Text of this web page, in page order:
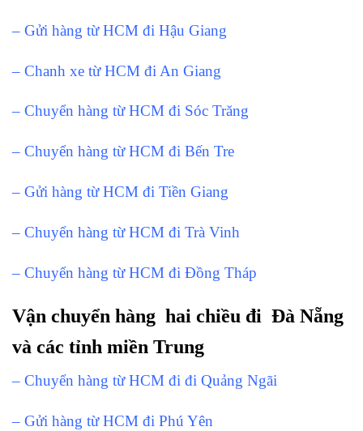
– Gửi hàng từ HCM đi Hậu Giang
– Chanh xe từ HCM đi An Giang
– Chuyển hàng từ HCM đi Sóc Trăng
– Chuyển hàng từ HCM đi Bến Tre
– Gửi hàng từ HCM đi Tiền Giang
– Chuyển hàng từ HCM đi Trà Vinh
– Chuyển hàng từ HCM đi Đồng Tháp
Vận chuyển hàng hai chiều đi Đà Nẵng
và các tỉnh miền Trung
– Chuyển hàng từ HCM đi đi Quảng Ngãi
– Gửi hàng từ HCM đi Phú Yên